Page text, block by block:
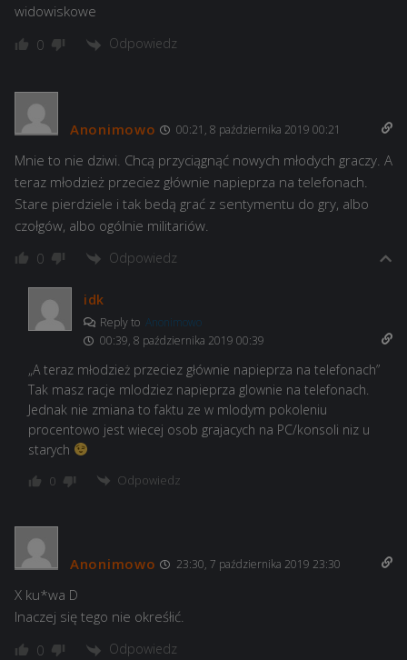
widowiskowe
0 Odpowiedz
Anonimowo 00:21, 8 października 2019 00:21
Mnie to nie dziwi. Chcą przyciągnąć nowych młodych graczy. A
teraz młodzież przeciez głównie napieprza na telefonach.
Stare pierdziele i tak bedą grać z sentymentu do gry, albo
czołgów, albo ogólnie militariów.
0 Odpowiedz
idk
Reply to Anonimowo
00:39, 8 października 2019 00:39
„A teraz młodzież przeciez głównie napieprza na telefonach”
Tak masz racje mlodziez napieprza glownie na telefonach.
Jednak nie zmiana to faktu ze w mlodym pokoleniu
procentowo jest wiecej osob grajacych na PC/konsoli niz u
starych
0 Odpowiedz
Anonimowo 23:30, 7 października 2019 23:30
X ku*wa D
Inaczej się tego nie okreśłić.
0 Odpowiedz